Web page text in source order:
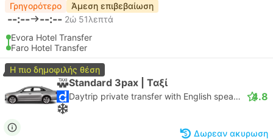
Γρηγορότερο Άμεση επιβεβαίωση
--:-- --:-- 2ώ 51λεπτά
Evora Hotel Transfer
Faro Hotel Transfer
Η πιο δημοφιλής θέση
Standard 3pax | Ταξί
Daytrip private transfer with English speaking driver 4.8
Δωρεαν ακυρωση